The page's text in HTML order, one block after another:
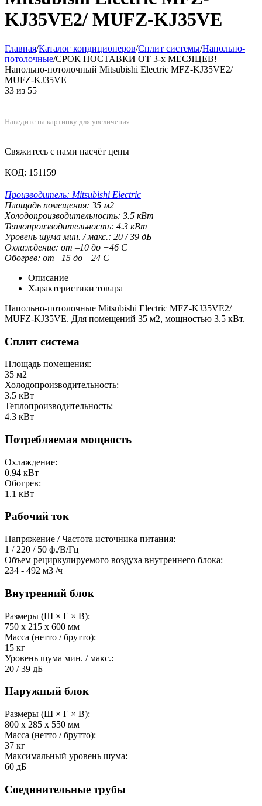
KJ35VE2/ MUFZ-KJ35VE
Главная/Каталог кондиционеров/Cплит системы/Напольно-
потолочные/СРОК ПОСТАВКИ ОТ 3-х МЕСЯЦЕВ!
Напольно-потолочный Mitsubishi Electric MFZ-KJ35VE2/
MUFZ-KJ35VE
33 из 55
Наведите на картинку для увеличения
Свяжитесь с нами насчёт цены
КОД: 151159
Производитель: Mitsubishi Electric
Площадь помещения: 35 м2
Холодопроизводительность: 3.5 кВт
Теплопроизводительность: 4.3 кВт
Уровень шума мин. / макс.: 20 / 39 дБ
Охлаждение: от –10 до +46 С
Обогрев: от –15 до +24 С
Описание
Характеристики товара
Напольно-потолочные Mitsubishi Electric MFZ-KJ35VE2/
MUFZ-KJ35VE. Для помещений 35 м2, мощностью 3.5 кВт.
Сплит система
Площадь помещения:
35 м2
Холодопроизводительность:
3.5 кВт
Теплопроизводительность:
4.3 кВт
Потребляемая мощность
Охлаждение:
0.94 кВт
Обогрев:
1.1 кВт
Рабочий ток
Напряжение / Частота источника питания:
1 / 220 / 50 ф./В/Гц
Объем рециркулируемого воздуха внутреннего блока:
234 - 492 м3 /ч
Внутренний блок
Размеры (Ш × Г × В):
750 х 215 х 600 мм
Масса (нетто / брутто):
15 кг
Уровень шума мин. / макс.:
20 / 39 дБ
Наружный блок
Размеры (Ш × Г × В):
800 х 285 х 550 мм
Масса (нетто / брутто):
37 кг
Максимальный уровень шума:
60 дБ
Соединительные трубы